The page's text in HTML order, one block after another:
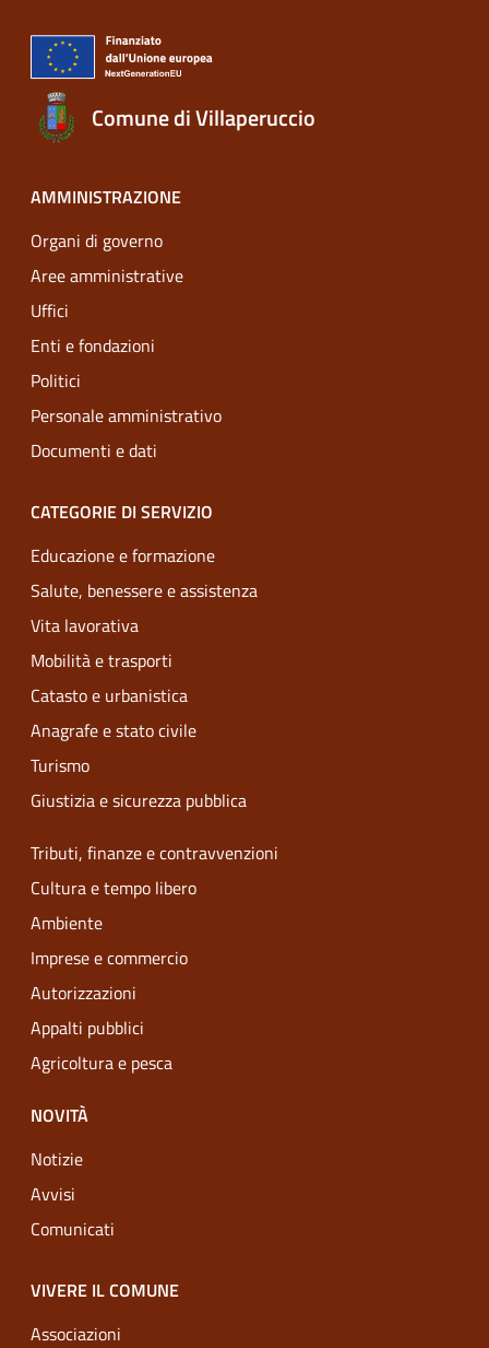
Comune di Villaperuccio
AMMINISTRAZIONE
Organi di governo
Aree amministrative
Uffici
Enti e fondazioni
Politici
Personale amministrativo
Documenti e dati
CATEGORIE DI SERVIZIO
Educazione e formazione
Salute, benessere e assistenza
Vita lavorativa
Mobilità e trasporti
Catasto e urbanistica
Anagrafe e stato civile
Turismo
Giustizia e sicurezza pubblica
Tributi, finanze e contravvenzioni
Cultura e tempo libero
Ambiente
Imprese e commercio
Autorizzazioni
Appalti pubblici
Agricoltura e pesca
NOVITÀ
Notizie
Avvisi
Comunicati
VIVERE IL COMUNE
Associazioni